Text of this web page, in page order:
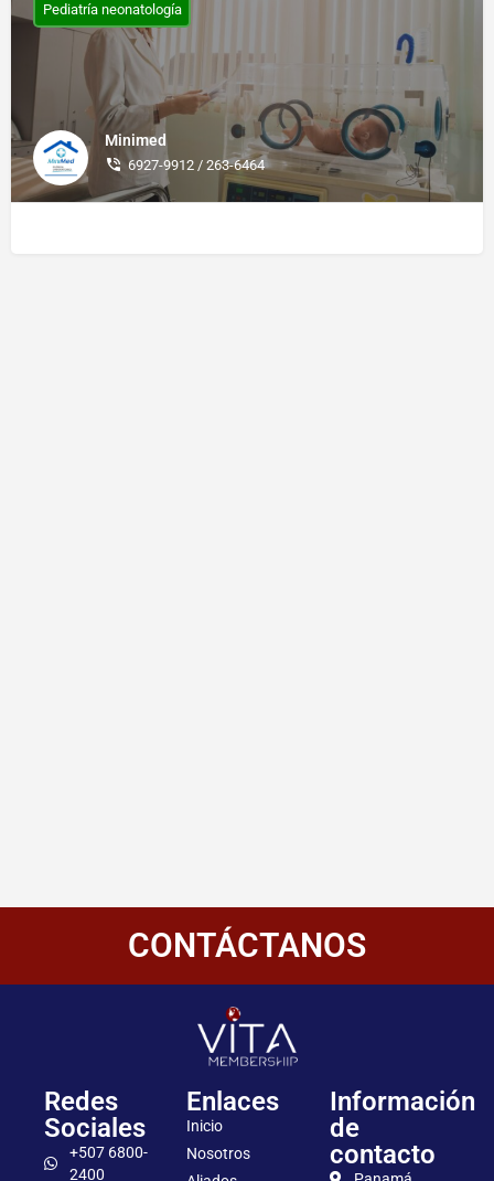
Minimed
6927-9912 / 263-6464
Pediatría neonatología
CONTÁCTANOS
Redes
Sociales
+507 6800-
2400
Enlaces
Inicio
Nosotros
Información
de
contacto